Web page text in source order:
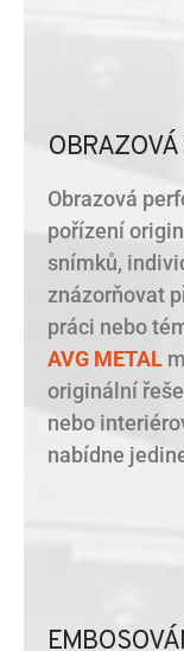
OBRAZOVÁ
Obrazová
pořízení
snímků,
znázorňovat
práci nebo
AVG METAL
originální
nebo
nabídne